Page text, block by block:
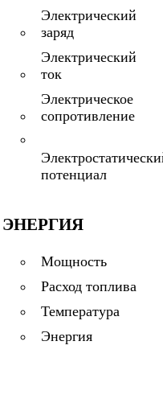
Электрический
заряд
Электрический
ток
Электрическое
сопротивление
потенциал
ЭНЕРГИЯ
Мощность
Расход топлива
Температура
Энергия